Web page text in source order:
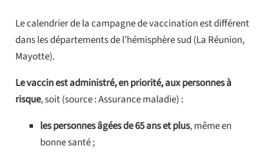
Le calendrier de la campagne de vaccination est différent
dans les départements de l’hémisphère sud (La Réunion,
Mayotte).
Le vaccin est administré, en priorité, aux personnes à
risque, soit (source : Assurance maladie) :
les personnes âgées de 65 ans et plus, même en
bonne santé ;